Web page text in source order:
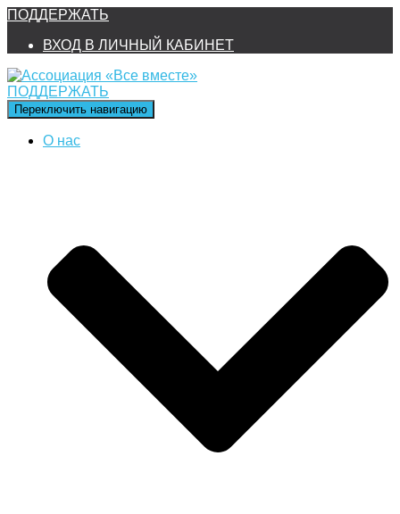
ПОДДЕРЖАТЬ
ВХОД В ЛИЧНЫЙ КАБИНЕТ
ПОДДЕРЖАТЬ
Переключить навигацию
О нас